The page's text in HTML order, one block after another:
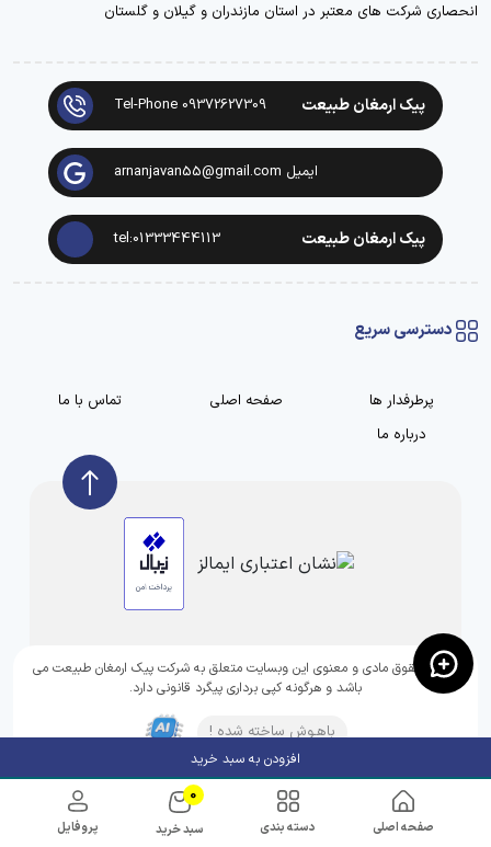
صفحه اصلی دسته بندی
0
سبد خرید پروفایل
انحصاری شرکت های معتبر در استان مازندران و گیلان و گلستان
پیک ارمغان طبیعت Tel-Phone 09372627309
ایمیل arnanjavan55@gmail.com
پیک ارمغان طبیعت tel:01333444113
دسترسی سریع
پرطرفدار ها صفحه اصلی
تماس با ما
درباره ما
تمامی حقوق مادی و معنوی این وبسایت متعلق به شرکت پیک ارمغان طبیعت می
باشد و هرگونه کپی برداری پیگرد قانونی دارد.
باهـوش ساخته شده !
افزودن به سبد خرید